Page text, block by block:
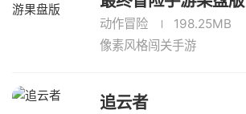
动作冒险
198.25MB
像素风格闯关手游
追云者